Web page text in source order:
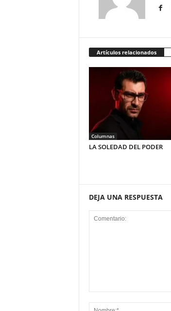
Artículos relacionados
Columnas
LA SOLEDAD DEL PODER
DEJA UNA RESPUESTA